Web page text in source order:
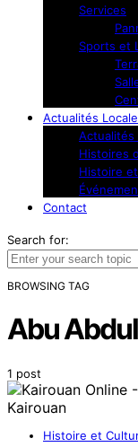
Services
Sports et
Actualités
Actualités
Histoires
Histoire
Contact
Search for:
BROWSING TAG
Abu
1 post
Histoire et